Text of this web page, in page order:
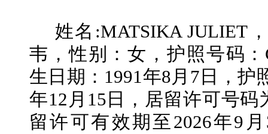
姓名 :MATSIKA JULIET
韦 ，性别：女 ，护照号码：
生日期： 1991年8月7日，护
年12月15日，居留许可号码
留许可有效期至2026年9